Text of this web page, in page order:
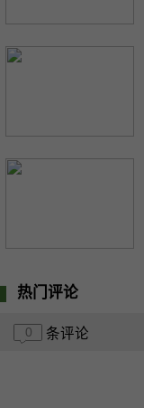
热门评论
0 条评论